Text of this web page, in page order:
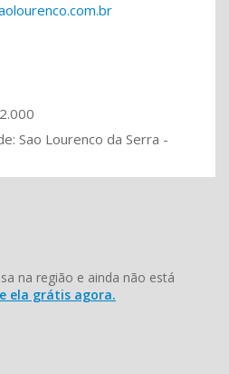
Sao Lourenco da Serra -
na região e ainda não está
ela grátis agora.